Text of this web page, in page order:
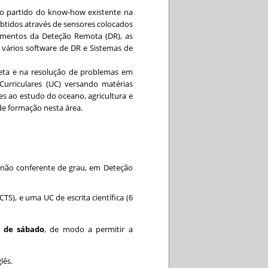
partido do know-how existente na
através de sensores colocados
da Deteção Remota (DR), as
software de DR e Sistemas de
e na resolução de problemas em
(UC) versando matérias
ao estudo do oceano, agricultura e
formação nesta área.
conferente de grau, em Deteção
e uma UC de escrita científica (6
sábado, de modo a permitir a